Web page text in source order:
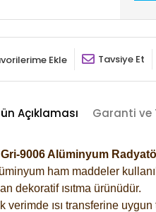
Ekle Tavsiye Et
Açıklaması Garanti ve
9006 Alüminyum
ham maddeler
dekoratif ısıtma ürünüdür.
ısı transferine